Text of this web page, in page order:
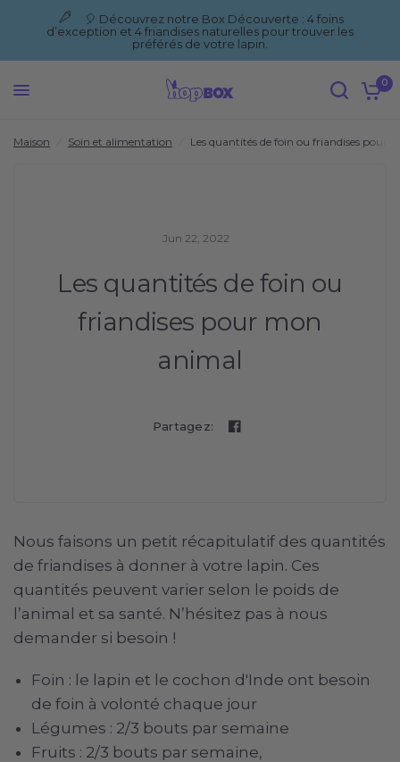
🎈 Découvrez notre Box Découverte : 4 foins
d’exception et 4 friandises naturelles pour trouver les
préférés de votre lapin.
0
Maison Soin et alimentation Les quantités de foin ou friandises pour
Les quantités de foin ou friandises pour mon animal Partagez:
Jun 22, 2022
Les quantités de foin ou
friandises pour mon
animal
Partagez:
Nous faisons un petit récapitulatif des quantités
de friandises à donner à votre lapin. Ces
quantités peuvent varier selon le poids de
l’animal et sa santé. N’hésitez pas à nous
demander si besoin !
Foin : le lapin et le cochon d'Inde ont besoin
de foin à volonté chaque jour
Légumes : 2/3 bouts par semaine
Fruits : 2/3 bouts par semaine,